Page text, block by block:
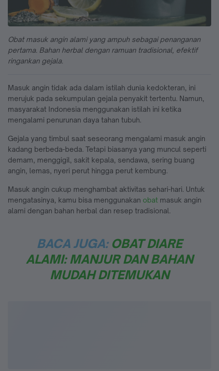
Obat masuk angin alami yang ampuh sebagai penanganan
pertama. Bahan herbal dengan ramuan tradisional, efektif
ringankan gejala.
Masuk angin tidak ada dalam istilah dunia kedokteran, ini
merujuk pada sekumpulan gejala penyakit tertentu. Namun,
masyarakat Indonesia menggunakan istilah ini ketika
mengalami penurunan daya tahan tubuh.
Gejala yang timbul saat seseorang mengalami masuk angin
kadang berbeda-beda. Tetapi biasanya yang muncul seperti
demam, menggigil, sakit kepala, sendawa, sering buang
angin, lemas, nyeri perut hingga perut kembung.
Masuk angin cukup menghambat aktivitas sehari-hari. Untuk
mengatasinya, kamu bisa menggunakan obat masuk angin
alami dengan bahan herbal dan resep tradisional.
BACA JUGA: OBAT DIARE
ALAMI: MANJUR DAN BAHAN
MUDAH DITEMUKAN